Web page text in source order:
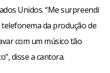
Unidos. “Me surpreendi
da produção de
com um músico tão
disse a cantora.